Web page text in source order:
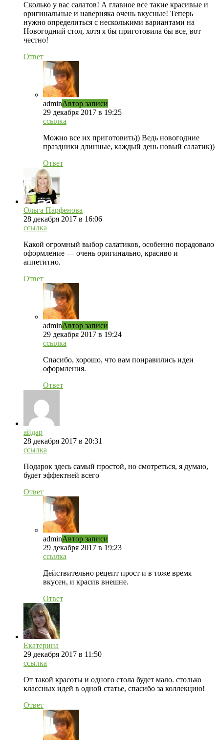
Сколько у вас салатов! А главное все такие красивые и
оригинальные и наверняка очень вкусные! Теперь
нужно определиться с несколькими вариантами на
Новогодний стол, хотя я бы приготовила бы все, вот
честно!
Ответ
adminАвтор записи
29 декабря 2017 в 19:25
ссылка
Можно все их приготовить)) Ведь новогодние
праздники длинные, каждый день новый салатик))
Ответ
Ольга Парфенова
28 декабря 2017 в 16:06
ссылка
Какой огромный выбор салатиков, особенно порадовало
оформление — очень оригинально, красиво и
аппетитно.
Ответ
adminАвтор записи
29 декабря 2017 в 19:24
ссылка
Спасибо, хорошо, что вам понравились идеи
оформления.
Ответ
айдар
28 декабря 2017 в 20:31
ссылка
Подарок здесь самый простой, но смотреться, я думаю,
будет эффектней всего
Ответ
adminАвтор записи
29 декабря 2017 в 19:23
ссылка
Действительно рецепт прост и в тоже время
вкусен, и красив внешне.
Ответ
Екатерина
29 декабря 2017 в 11:50
ссылка
От такой красоты и одного стола будет мало. столько
классных идей в одной статье, спасибо за коллекцию!
Ответ